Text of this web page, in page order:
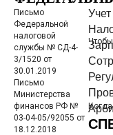
ОБЗОРЫ
Обзоры судебной
Разъяснения Минфина и
Разъяснения Минтруда и
СЕРВИСЫ ДЛЯ
Чек-листы
Учет
Письмо
Федеральной
налоговой
службы № СД-4-
3/1520 от
30.01.2019
Письмо
Министерства
финансов РФ №
03-04-05/92055 от
18.12.2018